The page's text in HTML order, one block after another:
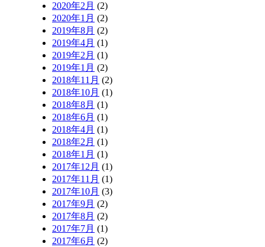
2020年2月 (2)
2020年1月 (2)
2019年8月 (2)
2019年4月 (1)
2019年2月 (1)
2019年1月 (2)
2018年11月 (2)
2018年10月 (1)
2018年8月 (1)
2018年6月 (1)
2018年4月 (1)
2018年2月 (1)
2018年1月 (1)
2017年12月 (1)
2017年11月 (1)
2017年10月 (3)
2017年9月 (2)
2017年8月 (2)
2017年7月 (1)
2017年6月 (2)